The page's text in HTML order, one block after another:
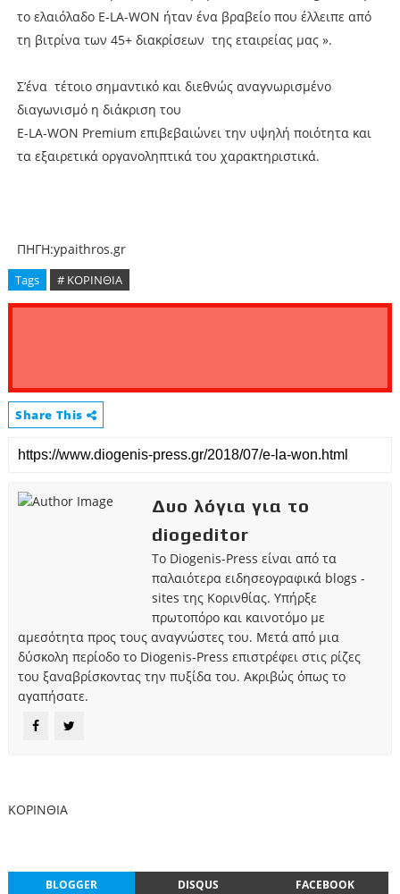
το ελαιόλαδο E-LA-WON ήταν ένα βραβείο που έλλειπε από
τη βιτρίνα των 45+ διακρίσεων της εταιρείας μας ».
Σ’ένα τέτοιο σημαντικό και διεθνώς αναγνωρισμένο
διαγωνισμό η διάκριση του
E-LA-WON Premium επιβεβαιώνει την υψηλή ποιότητα και
τα εξαιρετικά οργανοληπτικά του χαρακτηριστικά.
ΠΗΓΗ:ypaithros.gr
Tags # ΚΟΡΙΝΘΙΑ
Share This
Δυο λόγια για το
diogeditor
Το Diogenis-Press είναι από τα
παλαιότερα ειδησεογραφικά blogs -
sites της Κορινθίας. Υπήρξε
πρωτοπόρο και καινοτόμο με
αμεσότητα προς τους αναγνώστες του. Μετά από μια
δύσκολη περίοδο το Diogenis-Press επιστρέφει στις ρίζες
του ξαναβρίσκοντας την πυξίδα του. Ακριβώς όπως το
αγαπήσατε.
ΚΟΡΙΝΘΙΑ
BLOGGER DISQUS FACEBOOK